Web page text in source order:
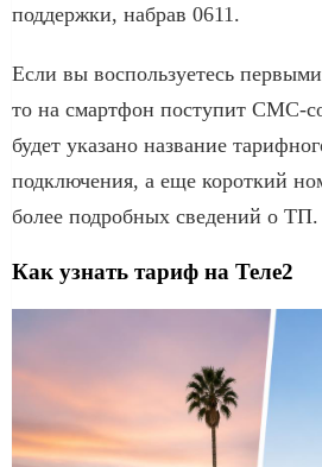
поддержки, набрав 0611.
Если вы воспользуетесь
то на смартфон поступит СМС-
будет указано название
подключения, а еще короткий
более подробных сведений о ТП.
Как узнать тариф на Теле2